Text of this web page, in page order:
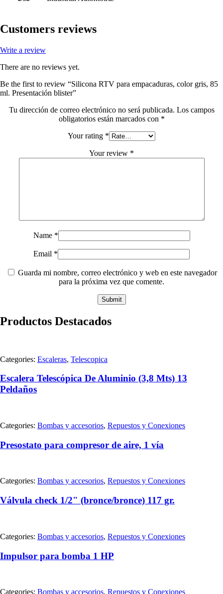
Customers reviews
Write a review
There are no reviews yet.
Be the first to review “Silicona RTV para empacaduras, color gris, 85
ml. Presentación blister”
Tu dirección de correo electrónico no será publicada. Los campos
obligatorios están marcados con *
Your rating *
Your review *
Name *
Email *
Guarda mi nombre, correo electrónico y web en este navegador
para la próxima vez que comente.
Productos Destacados
Categories: Escaleras, Telescopica
Escalera Telescópica De Aluminio (3,8 Mts) 13
Peldaños
Categories: Bombas y accesorios, Repuestos y Conexiones
Presostato para compresor de aire, 1 vía
Categories: Bombas y accesorios, Repuestos y Conexiones
Válvula check 1/2" (bronce/bronce) 117 gr.
Categories: Bombas y accesorios, Repuestos y Conexiones
Impulsor para bomba 1 HP
Categories: Bombas y accesorios, Repuestos y Conexiones